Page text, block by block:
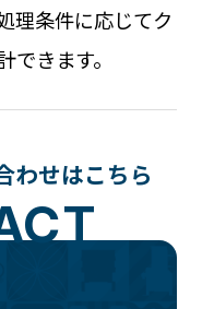
理条件に応じてク
できます。
わせはこちら